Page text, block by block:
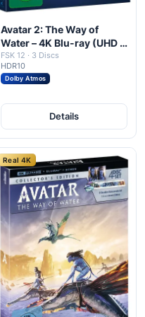
Avatar 2: The Way of
Water – 4K Blu-ray (UHD +
Blu-ray Disc + Bonus Blu-
ray)
FSK 12 · 3 Discs
HDR10
Dolby Atmos
Details
Real 4K